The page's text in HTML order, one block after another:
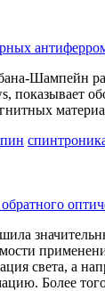
Шампейн
света,
Более